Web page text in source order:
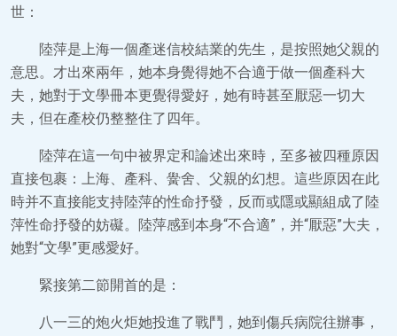
世：
陸萍是上海一個產迷信校結業的先生，是按照她父親的
意思。才出來兩年，她本身覺得她不合適于做一個產科大
夫，她對于文學冊本更覺得愛好，她有時甚至厭惡一切大
夫，但在產校仍整整住了四年。
陸萍在這一句中被界定和論述出來時，至多被四種原因
直接包裹：上海、產科、黌舍、父親的幻想。這些原因在此
時并不直接能支持陸萍的性命抒發，反而或隱或顯組成了陸
萍性命抒發的妨礙。陸萍感到本身“不合適”，并“厭惡”大夫，
她對“文學”更感愛好。
緊接第二節開首的是：
八一三的炮火炬她投進了戰鬥，她到傷兵病院往辦事，